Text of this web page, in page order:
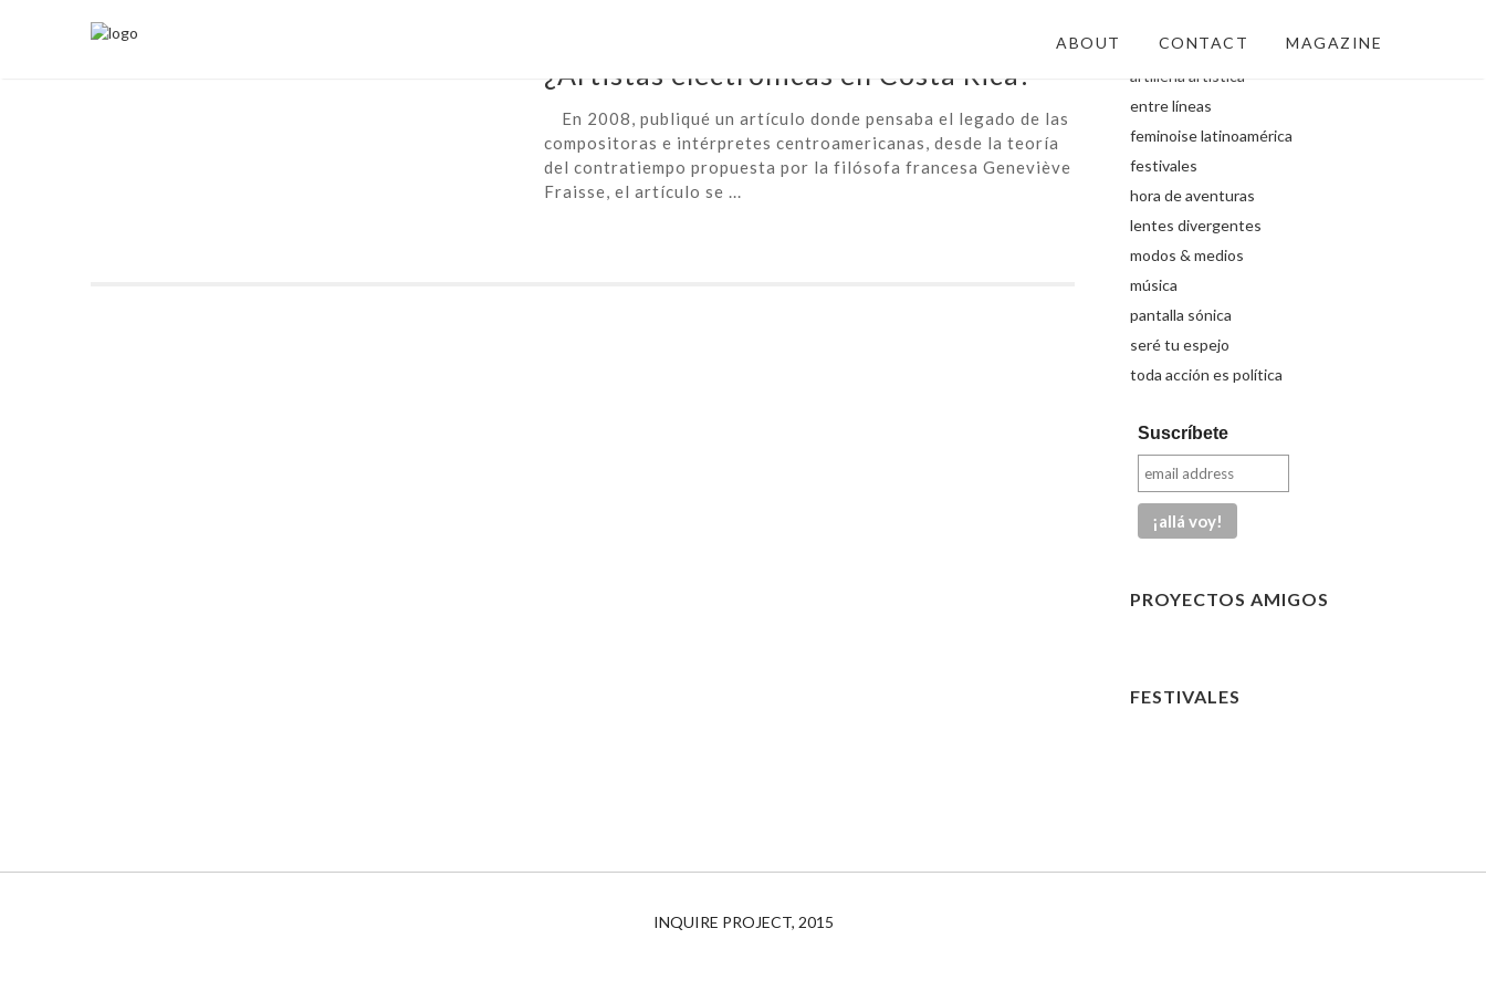
ABOUT CONTACT MAGAZINE
¿Artistas electrónicas en Costa Rica?
En 2008, publiqué un artículo donde pensaba el legado de las
compositoras e intérpretes centroamericanas, desde la teoría
del contratiempo propuesta por la filósofa francesa Geneviève
Fraisse, el artículo se ...
Secciones
artillería artística
entre líneas
feminoise latinoamérica
festivales
hora de aventuras
lentes divergentes
modos & medios
música
pantalla sónica
seré tu espejo
toda acción es política
Suscríbete
PROYECTOS AMIGOS
FESTIVALES
INQUIRE PROJECT, 2015